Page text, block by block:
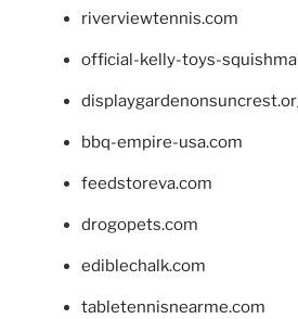
riverviewtennis.com
official-kelly-toys-
bbq-empire-usa.com
feedstoreva.com
drogopets.com
ediblechalk.com
tabletennisnearme.com